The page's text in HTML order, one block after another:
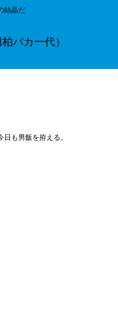
結晶だ
バカ一代）
も男飯を拵える。